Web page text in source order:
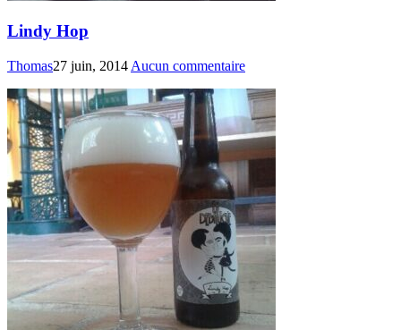
Lindy Hop
Thomas27 juin, 2014 Aucun commentaire